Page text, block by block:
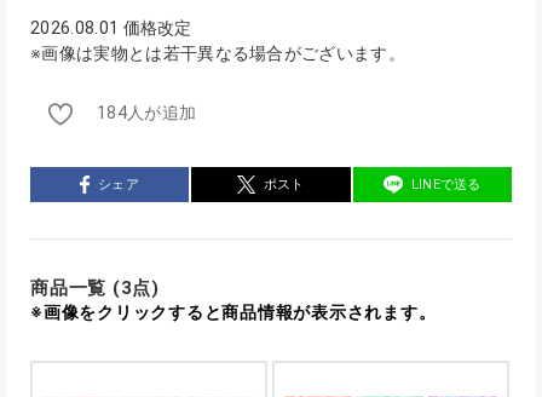
2026.08.01 価格改定
※画像は実物とは若干異なる場合がございます。
184人が追加
シェア ポスト LINEで送る
商品一覧 (3点)
※画像をクリックすると商品情報が表示されます。